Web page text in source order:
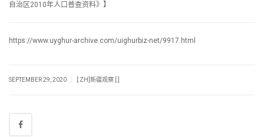
自治区2010年人口普查资料》】
https://www.uyghur-archive.com/uighurbiz-net/9917.html
SEPTEMBER 29, 2020 [:ZH]新疆观察 [:]